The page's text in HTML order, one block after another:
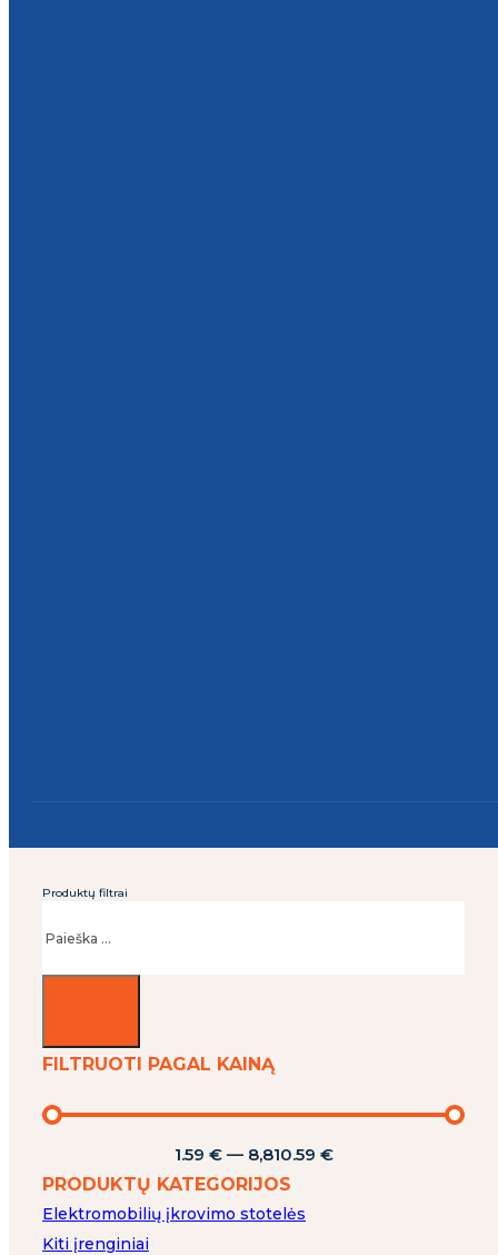
Produktų filtrai
FILTRUOTI PAGAL KAINĄ
1.59 €— 8,810.59 €
PRODUKTŲ KATEGORIJOS
Elektromobilių įkrovimo stotelės
Kiti įrenginiai